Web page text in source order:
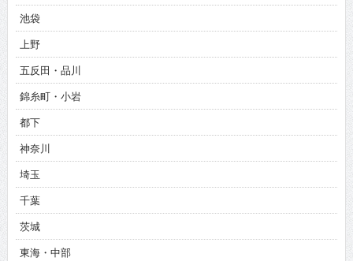
池袋
上野
五反田・品川
錦糸町・小岩
都下
神奈川
埼玉
千葉
茨城
東海・中部